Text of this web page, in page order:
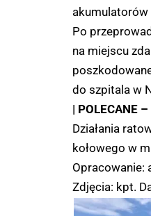
akumulatorów
Po
na miejscu
do szpitala w
| POLECANE –
Działania
kołowego w
Opracowanie:
Zdjęcia: kpt.